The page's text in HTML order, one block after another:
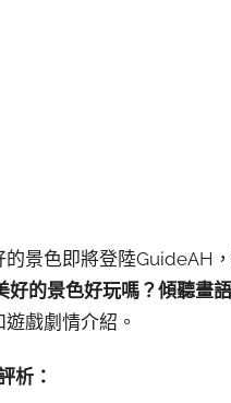
景色即將登陸GuideAH
好的景色好玩嗎？傾聽畫
戲劇情介紹。
析：